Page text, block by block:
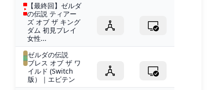
【最終回】ゼルダ
の伝説 ティアー
ズ オブ ザ キング
ダム 初見プレイ
女性...
ゼルダの伝説
ブレス オブ ザ ワ
イルド (Switch
版）｜エビテン